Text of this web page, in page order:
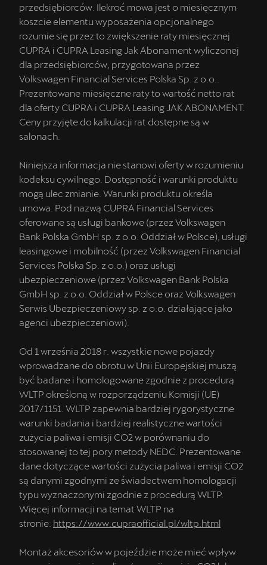
przedsiębiorców. Ilekroć mowa jest o miesięcznym
koszcie elementu wyposażenia opcjonalnego
rozumie się przez to zwiększenie raty miesięcznej
CUPRA i CUPRA Leasing Jak Abonament wyliczonej
dla przedsiębiorców, przygotowana przez
Volkswagen Financial Services Polska Sp. z o.o..
Prezentowane miesięczne raty to wartość netto rat
dla oferty CUPRA i CUPRA Leasing JAK ABONAMENT.
Ceny przyjęte do kalkulacji rat dostępne są w
salonach.
Niniejsza informacja nie stanowi oferty w rozumieniu
kodeksu cywilnego. Dostępność i warunki produktu
mogą ulec zmianie. Warunki produktu określa
umowa. Pod nazwą CUPRA Financial Services
oferowane są usługi bankowe (przez Volkswagen
Bank Polska GmbH sp. z o.o. Oddział w Polsce), usługi
leasingowe i mobilność (przez Volkswagen Financial
Services Polska Sp. z o.o.) oraz usługi
ubezpieczeniowe (przez Volkswagen Bank Polska
GmbH sp. z o.o. Oddział w Polsce oraz Volkswagen
Serwis Ubezpieczeniowy sp. z o.o. działające jako
agenci ubezpieczeniowi).
Od 1 września 2018 r. wszystkie nowe pojazdy
wprowadzane do obrotu w Unii Europejskiej muszą
być badane i homologowane zgodnie z procedurą
WLTP określoną w rozporządzeniu Komisji (UE)
2017/1151. WLTP zapewnia bardziej rygorystyczne
warunki badania i bardziej realistyczne wartości
zużycia paliwa i emisji CO2 w porównaniu do
stosowanej to tej pory metody NEDC. Prezentowane
dane dotyczące wartości zużycia paliwa i emisji CO2
są danymi zgodnymi ze świadectwem homologacji
typu wyznaczonymi zgodnie z procedurą WLTP.
Więcej informacji na temat WLTP na
stronie: https://www.cupraofficial.pl/wltp.html
Montaż akcesoriów w pojeździe może mieć wpływ